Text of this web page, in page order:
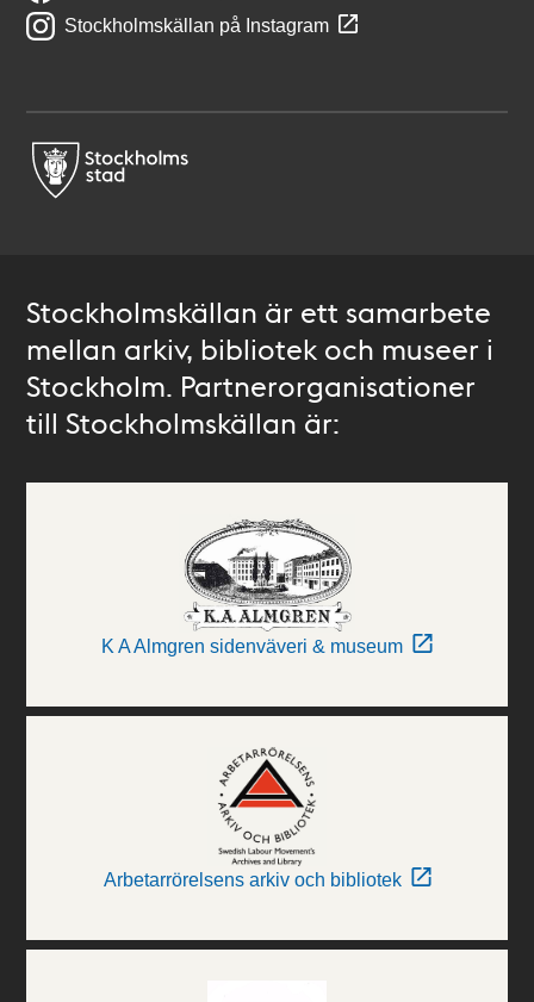
Stockholmskällan på Instagram
Stockholmskällan är ett samarbete
mellan arkiv, bibliotek och museer i
Stockholm. Partnerorganisationer
till Stockholmskällan är:
K A Almgren sidenväveri & museum
Arbetarrörelsens arkiv och bibliotek